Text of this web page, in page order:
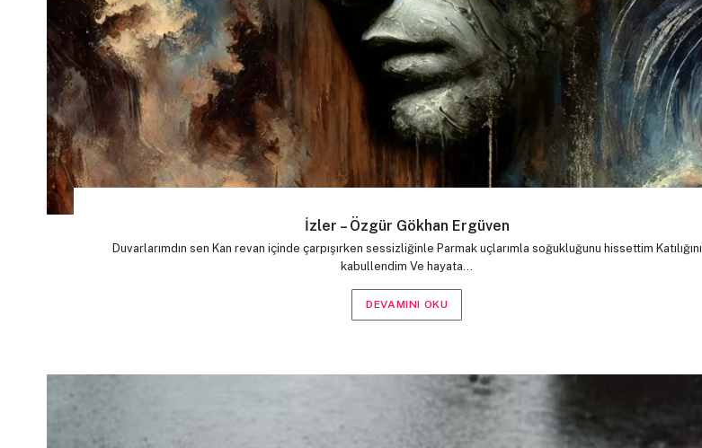
İzler – Özgür Gökhan Ergüven
Duvarlarımdın sen Kan revan içinde çarpışırken sessizliğinle Parmak uçlarımla soğukluğunu hissettim Katılığını
kabullendim Ve hayata…
DEVAMINI OKU